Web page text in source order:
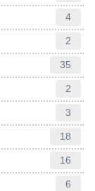
4
2
35
2
3
18
16
6